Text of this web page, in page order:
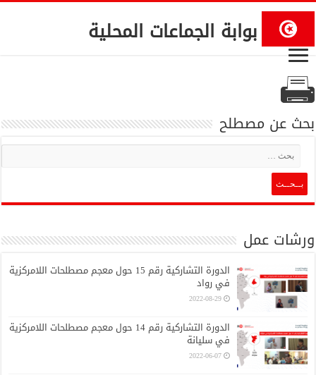
بوابة الجماعات المحلية
بحث عن مصطلح
ورشات عمل
الدورة التشاركية رقم 15 حول معجم مصطلحات اللامركزية
في رواد
2022-08-29
الدورة التشاركية رقم 14 حول معجم مصطلحات اللامركزية
في سليانة
2022-06-07